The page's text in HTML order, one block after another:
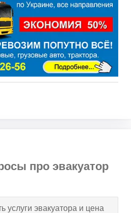
про эвакуатор
услуги эвакуатора и цена